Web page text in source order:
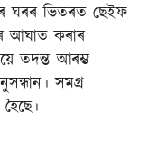
ঘৰৰ ভিতৰত ছেইফ
আঘাত কৰাৰ
তদন্ত আৰম্ভ
সমগ্ৰ